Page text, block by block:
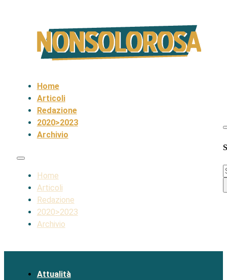
Home
Articoli
Redazione
2020>2023
Archivio
Home
Articoli
Redazione
2020>2023
Archivio
Attualità